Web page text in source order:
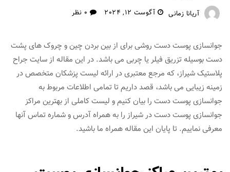
آریانا زمانی آگوست 12, 2024 0 نظر
جوانسازی پوست دست روشی برای از بین بردن چین و چروک های پشت
دست بوسیله تزریق فیلر یا چربی می باشد. در این مقاله از سایت جراح
پلاستیک شیراز، که مرجع معتبری در ارائه لیست پزشکان متخصص در
زمینه زیبایی می باشد، قصد داریم تا تمامی اطلاعات مربوط به
جوانسازی پوست دست را بیان کنیم و لیست کاملی از بهترین مراکز
جوانسازی پوست دست در شیراز را به همراه آدرس و شماره تماس آنها
معرفی نماییم. تا پایان این مقاله همراه ما باشید.